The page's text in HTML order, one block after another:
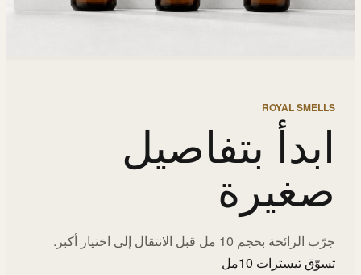
ROYAL SMELLS
ابدأ بتفاصيل
صغيرة
جرّب الرائحة بحجم 10 مل قبل الانتقال إلى اختيار أكبر.
تسوّق تيسترات 10مل